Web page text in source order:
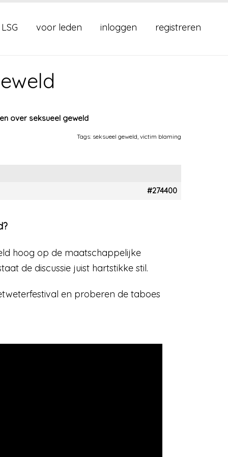
voor leden inloggen registreren
over seksueel geweld
Tags: seksueel geweld, victim blaming
#274400
hoog op de maatschappelijke
de discussie juist hartstikke stil.
en proberen de taboes